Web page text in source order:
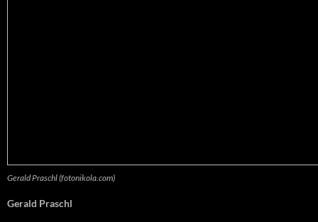
Gerald Praschl (fotonikola.com)
Gerald Praschl